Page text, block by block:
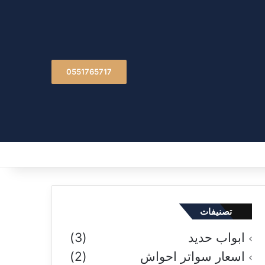
0551765717
تصنيفات
ابواب حديد
(3)
اسعار سواتر احواش
(2)